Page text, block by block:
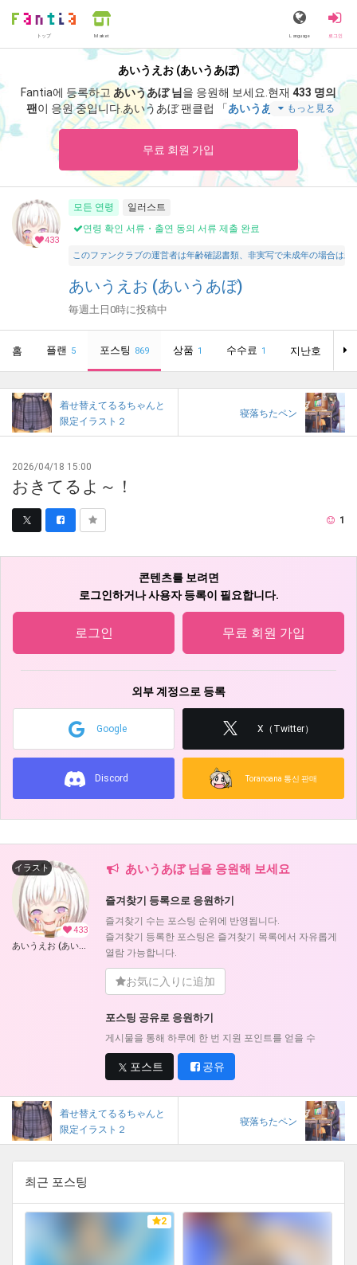
トップ Market Language 로그인
あいうえお (あいうあぼ)
Fantia에 등록하고 あいうあぼ 님을 응원해 보세요. 현재 433 명의
팬 이 응원 중입니다. あいうあぼ 팬클럽 「あいうあぼ 」 에서는
あそぶぞー！」 등 스페셜 콘텐츠를 즐기실 수 있습니다.
もっと見る
무료 회원 가입
433
모든 연령
일러스트
연령 확인 서류・출연 동의 서류 제출 완료
このファンクラブの運営者は年齢確認書類、非実写で未成年の場合は
あいうえお (あいうあぼ)
毎週土日0時に投稿中
홈 플랜 5 포스팅 869 상품 1 수수료 1 지난호
着せ替えてるるちゃんと
限定イラスト２
寝落ちたペン
2026/04/18 15:00
おきてるよ～！
1
콘텐츠를 보려면
로그인하거나 사용자 등록이 필요합니다.
로그인 무료 회원 가입
외부 계정으로 등록
Google X（Twitter）
Discord Toranoana 통신 판매
433
イラスト
あいうえお (あいうあぼ)
あいうあぼ 님을 응원해 보세요
즐겨찾기 등록으로 응원하기
즐겨찾기 수는 포스팅 순위에 반영됩니다.
즐겨찾기 등록한 포스팅은 즐겨찾기 목록에서 자유롭게
열람 가능합니다.
お気に入りに追加
포스팅 공유로 응원하기
게시물을 통해 하루에 한 번 지원 포인트를 얻을 수
포스트 공유
着せ替えてるるちゃんと
限定イラスト２
寝落ちたペン
최근 포스팅
2